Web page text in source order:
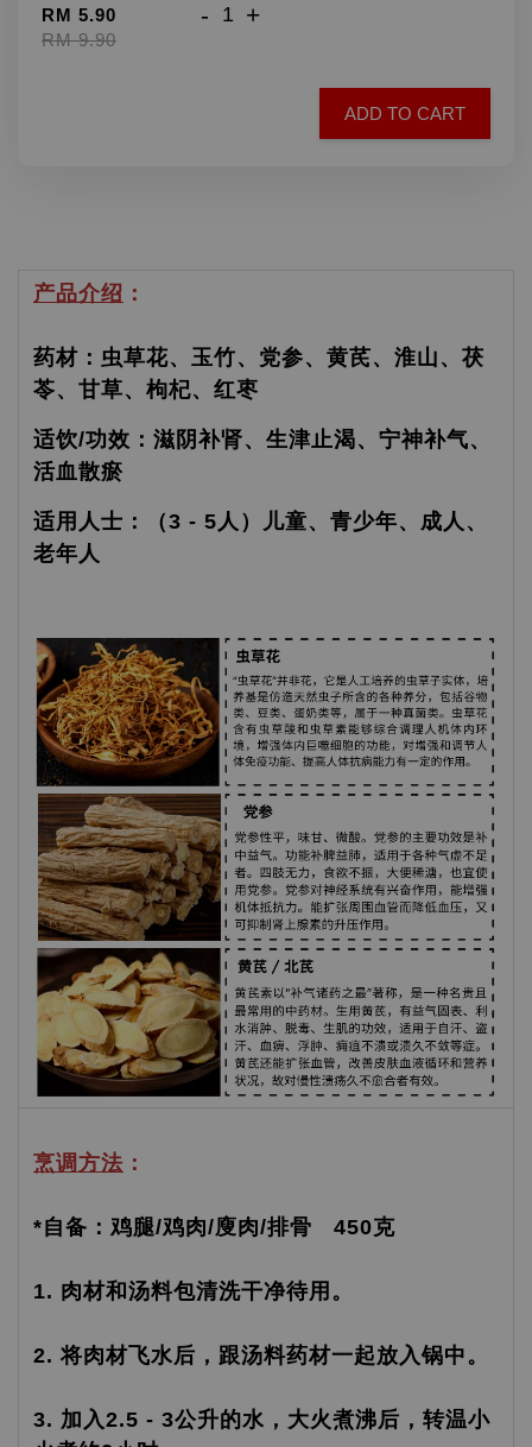
RM 5.90
RM 9.90
- +
ADD TO CART
产品介绍 ：
药材：虫草花、玉竹、党参、黄芪、淮山、茯
苓、甘草、枸杞、红枣
适饮/功效：滋阴补肾、生津止渴、宁神补气、
活血散瘀
适用人士：（3 - 5人）儿童、青少年、成人、
老年人
烹调方法 ：
*自备：鸡腿/鸡肉/廋肉/排骨 450克
1. 肉材和汤料包清洗干净待用。
2. 将肉材飞水后，跟汤料药材一起放入锅中。
3. 加入2.5 - 3公升的水，大火煮沸后，转温小